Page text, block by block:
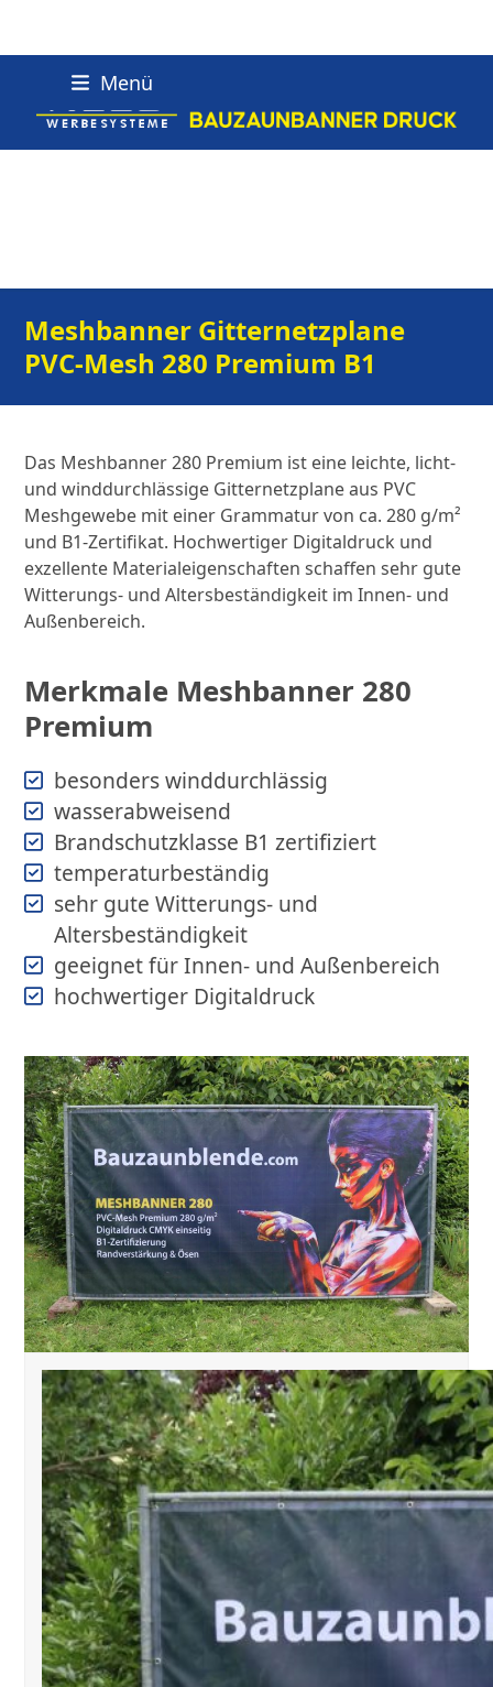
content
Menü
Meshbanner Gitternetzplane
PVC-Mesh 280 Premium B1
Das Meshbanner 280 Premium ist eine leichte, licht-
und winddurchlässige Gitternetzplane aus PVC
Meshgewebe mit einer Grammatur von ca. 280 g/m²
und B1-Zertifikat. Hochwertiger Digitaldruck und
exzellente Materialeigenschaften schaffen sehr gute
Witterungs- und Altersbeständigkeit im Innen- und
Außenbereich.
Merkmale Meshbanner 280
Premium
besonders winddurchlässig
wasserabweisend
Brandschutzklasse B1 zertifiziert
temperaturbeständig
sehr gute Witterungs- und
Altersbeständigkeit
geeignet für Innen- und Außenbereich
hochwertiger Digitaldruck